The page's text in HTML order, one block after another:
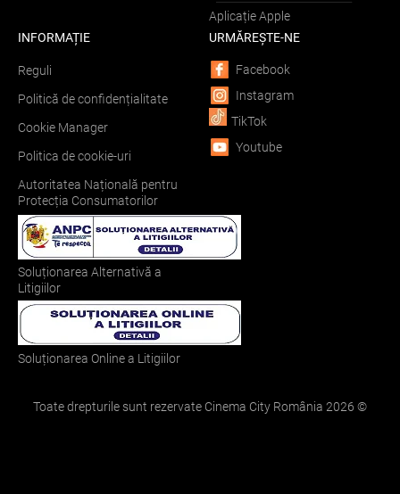
Aplicație Apple
INFORMAȚIE
Reguli
Politică de confidențialitate
Cookie Manager
Politica de cookie-uri
Autoritatea Națională pentru
Protecția Consumatorilor
Soluționarea Alternativă a
Litigiilor
Soluționarea Online a Litigiilor
URMĂREȘTE-NE
Facebook
Instagram
TikTok
Youtube
Toate drepturile sunt rezervate Cinema City România 2026 ©